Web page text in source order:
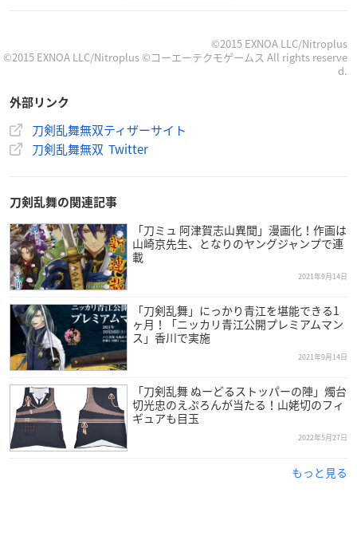
本作でサポート役として登場する「こんのすけ」の3Dモデ
ルをTwitterのみで先行公開します。
#刀剣乱舞無双
5, 2021
©2015 EXNOA LLC/Nitroplus
©2015 EXNOA LLC/Nitroplus ©コーエーテクモゲームス All rights reserve
d.
外部リンク
刀剣乱舞無双ティザーサイト
刀剣乱舞無双 Twitter
刀剣乱舞の関連記事
「刀ミュ 阿津賀志山異聞」漫画化！作画は
山崎京先生、となりのヤングジャンプで連
載
2021年9月14日
「刀剣乱舞」にっかり青江を堪能できる1
ヶ月！「ニッカリ青江公開プレミアムマン
ス」香川で実施
2021年9月14日
「刀剣乱舞 ぬーどるストッパーの陣」燭台
切光忠のえぷろんが当たる！山姥切のフィ
ギュアも目玉
2022年5月27日
もっと見る